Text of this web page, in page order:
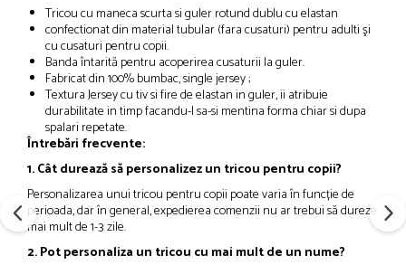
Tricou cu maneca scurta si guler rotund dublu cu elastan
confectionat din material tubular (fara cusaturi) pentru adulti şi
cu cusaturi pentru copii.
Banda întarită pentru acoperirea cusaturii la guler.
Fabricat din100% bumbac, single jersey ;
Textura Jersey cu tiv si fire de elastan in guler, ii atribuie
durabilitate in timp facandu-l sa-si mentina forma chiar si dupa
spalari repetate.
Întrebări frecvente:
1. Cât durează să personalizez un tricou pentru copii?
Personalizarea unui tricou pentru copii poate varia în funcție de
perioada, dar în general, expedierea comenzii nu ar trebui să dureze
mai mult de 1-3 zile.
2. Pot personaliza un tricou cu mai mult de un nume?